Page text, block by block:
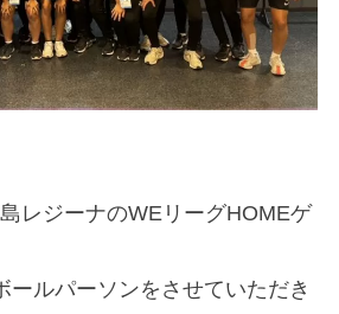
レジーナのWEリーグHOMEゲ
ールパーソンをさせていただき